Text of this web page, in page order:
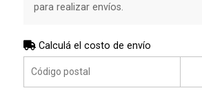
para realizar envíos.
Calculá el costo de envío